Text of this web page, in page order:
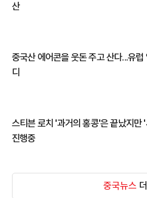
산
중국산 에어콘을 웃돈 주고 산다...유럽
디
스티븐 로치 '과거의 홍콩'은 끝났지만
진행중
중국뉴스